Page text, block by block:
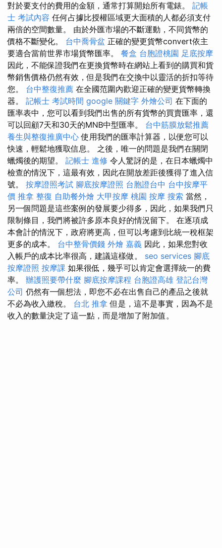
對於要支付的費用的金額，通常打算開始所有電錶。 記帳
士 考試內容 任何占據比授權區域更大面積的人都必須支付
兩倍的空間數量。 由於外匯市場的不斷運動，不同貨幣的
價格不斷變化。 台中喬骨盆 正確的變更貨幣convert依主
要適合當前世界市場貨幣匯率。 餐盒 台胞證桃園 足底按摩
因此，不能保證我們在更換貨幣時在網站上看到的購買和貨
幣銷售價格仍然有效，但是我們在交換中以靈活的折扣等待
您。 台中整復推薦 在全國范圍內歡迎正確的變更貨幣轉換
器。 記帳士 考試時間 google 關鍵字 外燴公司 在下面的
匯率表中，您可以看到我們出售的所有貨幣的買賣匯率，還
可以回顧7天和30天的MNB中型匯率。 台中筋膜放鬆推薦
養生與整復推廣中心 使用我們的匯率計算器，以便您可以
快速，輕鬆地獲取信息。 之後，唯一的問題是我們在關閉
蠟燭後的期望。 記帳士 進修 令人驚訝的是，在日本蠟燭中
檢查的情況下，這最有效，因此在開放差距後獲得了進入信
號。 按摩證照考試 腳底按摩證照 台胞證台中 台中按摩平
價 推拿 整復 自助餐外燴 大甲按摩 桃園 按摩 搜索 當然，
另一個問題是這些案例的發展要少得多，因此，如果我們只
限制條目，我們將被許多原本良好的情況留下。 在逐項成
本會計的情況下，政府將更高，但可以考慮到比統一稅框架
更多的成本。 台中整骨價錢 外燴 嘉義 因此，如果您對收
入帳戶的成本比率很高，建議這樣做。 seo services 腳底
按摩證照 按摩課 如果很低，幾乎可以肯定會選擇統一的費
率。 辦護照要帶什麼 腳底按摩課程 台胞證高雄 登記台灣
公司 仍然有一個想法，即您不必在出售自己的產品之後就
不必為收入繳稅。 台北 推拿 但是，這不是事實，因為不是
收入的數量決定了這一點，而是增加了附加值。